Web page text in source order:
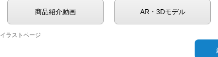
企業情報
商品紹介動画 AR・3Dモデル
イラストページ